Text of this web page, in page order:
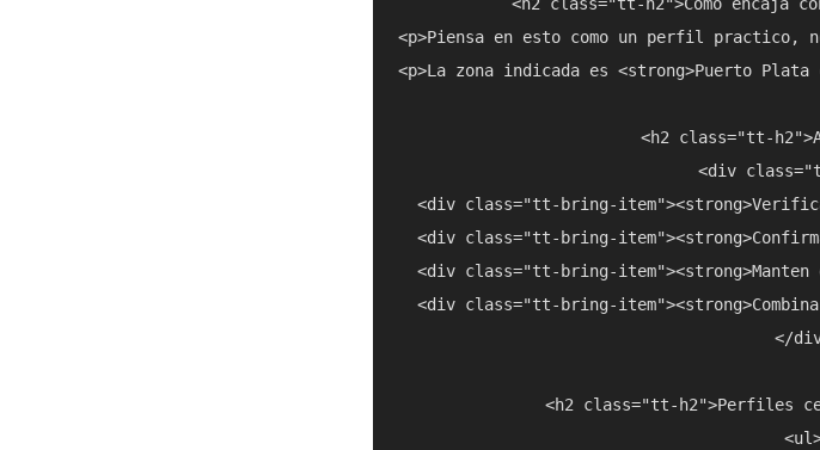
<p>Piensa en esto como un perfil practico,
<p>La zona indicada es <strong>Puerto
<h2 class="tt-
<div
<div class="tt-bring-
<div class="tt-bring-
<div class="tt-bring-
<div class="tt-bring-
</
<h2 class="tt-h2">Perfiles